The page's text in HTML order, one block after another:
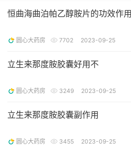
恒曲海曲泊帕乙醇胺片的功效作用
圆心大药房 7702 2023-09-25
立生来那度胺胶囊好用不
圆心大药房 3249 2023-09-25
立生来那度胺胶囊副作用
圆心大药房 3455 2023-09-25